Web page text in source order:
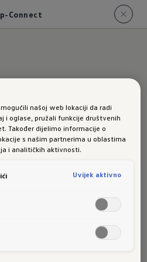
Connect
i
našoj web lokaciji da radi
i oglase, pružali funkcije društvenih
Također dijelimo informacije o
s našim partnerima u oblastima
i analitičkih aktivnosti.
Uvijek aktivno